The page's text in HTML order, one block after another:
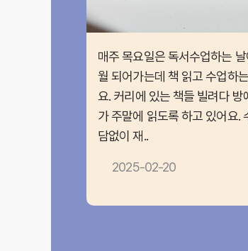
매주 목요일은 독서수업하는
월 되어가는데 책 읽고 수업하
요. 커리에 있는 책들 빌려다 방
가 주말에 읽도록 하고 있어요.
담없이 재..
2025-02-20